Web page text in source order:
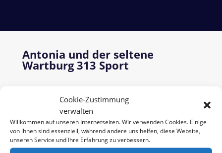
Cookie-Zustimmung
verwalten
Willkommen auf unseren Internetseiten. Wir verwenden Cookies. Einige
von ihnen sind essenziell, während andere uns helfen, diese Website,
unseren Service und Ihre Erfahrung zu verbessern.
Antonia und der seltene
Wartburg 313 Sport
Neu im Team ist auchAntonia
Schmuckstück präsentiert: den
Sport. Dieses Modell ist eine echte Rarität und
ein Höhepunkt für alle Sammler und
Automobilfreunde.